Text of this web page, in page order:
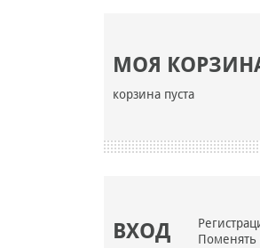
МОЯ
корзина пуста
ВХОД
Поменять